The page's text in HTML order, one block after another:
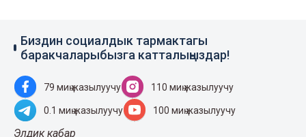
Биздин социалдык тармактагы
баракчаларыбызга катталыңыздар!
79 миң жазылуучу 110 миң жазылуучу
0.1 миң жазылуучу 100 миң жазылуучу
Элдик кабар